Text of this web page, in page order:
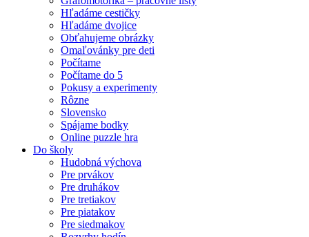
Hľadáme cestičky
Hľadáme dvojice
Obťahujeme obrázky
Omaľovánky pre deti
Počítame
Počítame do 5
Pokusy a experimenty
Rôzne
Slovensko
Spájame bodky
Online puzzle hra
Do školy
Hudobná výchova
Pre prvákov
Pre druhákov
Pre tretiakov
Pre piatakov
Pre siedmakov